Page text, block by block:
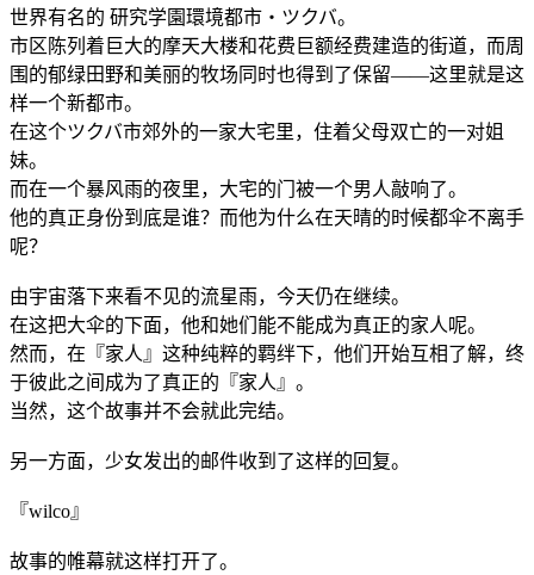
世界有名的 研究学園環境都市・ツクバ。
市区陈列着巨大的摩天大楼和花费巨额经费建造的街道，而周
围的郁绿田野和美丽的牧场同时也得到了保留——这里就是这
样一个新都市。
在这个ツクバ市郊外的一家大宅里，住着父母双亡的一对姐
妹。
而在一个暴风雨的夜里，大宅的门被一个男人敲响了。
他的真正身份到底是谁？而他为什么在天晴的时候都伞不离手
呢？
由宇宙落下来看不见的流星雨，今天仍在继续。
在这把大伞的下面，他和她们能不能成为真正的家人呢。
然而，在『家人』这种纯粹的羁绊下，他们开始互相了解，终
于彼此之间成为了真正的『家人』。
当然，这个故事并不会就此完结。
另一方面，少女发出的邮件收到了这样的回复。
『wilco』
故事的帷幕就这样打开了。